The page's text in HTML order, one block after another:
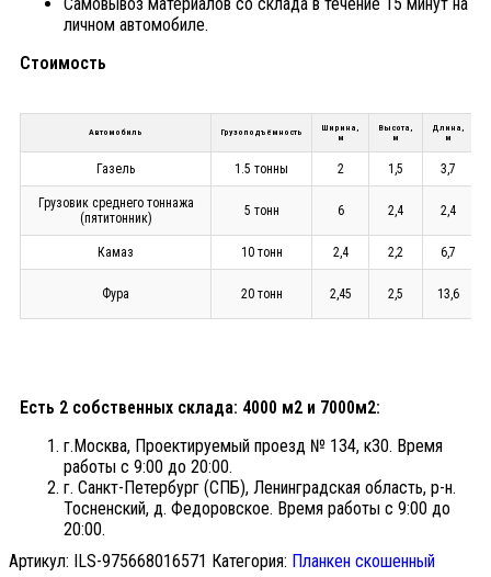
личном автомобиле.
Стоимость
Автомобиль Грузоподъёмность
Ширина,
м
Высота,
м
Длина,
м
Газель 1.5 тонны 2 1,5 3,7
Грузовик среднего тоннажа
(пятитонник)
5 тонн 6 2,4 2,4
Камаз 10 тонн 2,4 2,2 6,7
Фура 20 тонн 2,45 2,5 13,6
Есть 2 собственных склада: 4000 м2 и 7000м2:
г.Москва, Проектируемый проезд № 134, к30. Время
работы с 9:00 до 20:00.
г. Санкт-Петербург (СПБ), Ленинградская область, р-н.
Тосненский, д. Федоровское. Время работы с 9:00 до
20:00.
Артикул: ILS-975668016571 Категория: Планкен скошенный